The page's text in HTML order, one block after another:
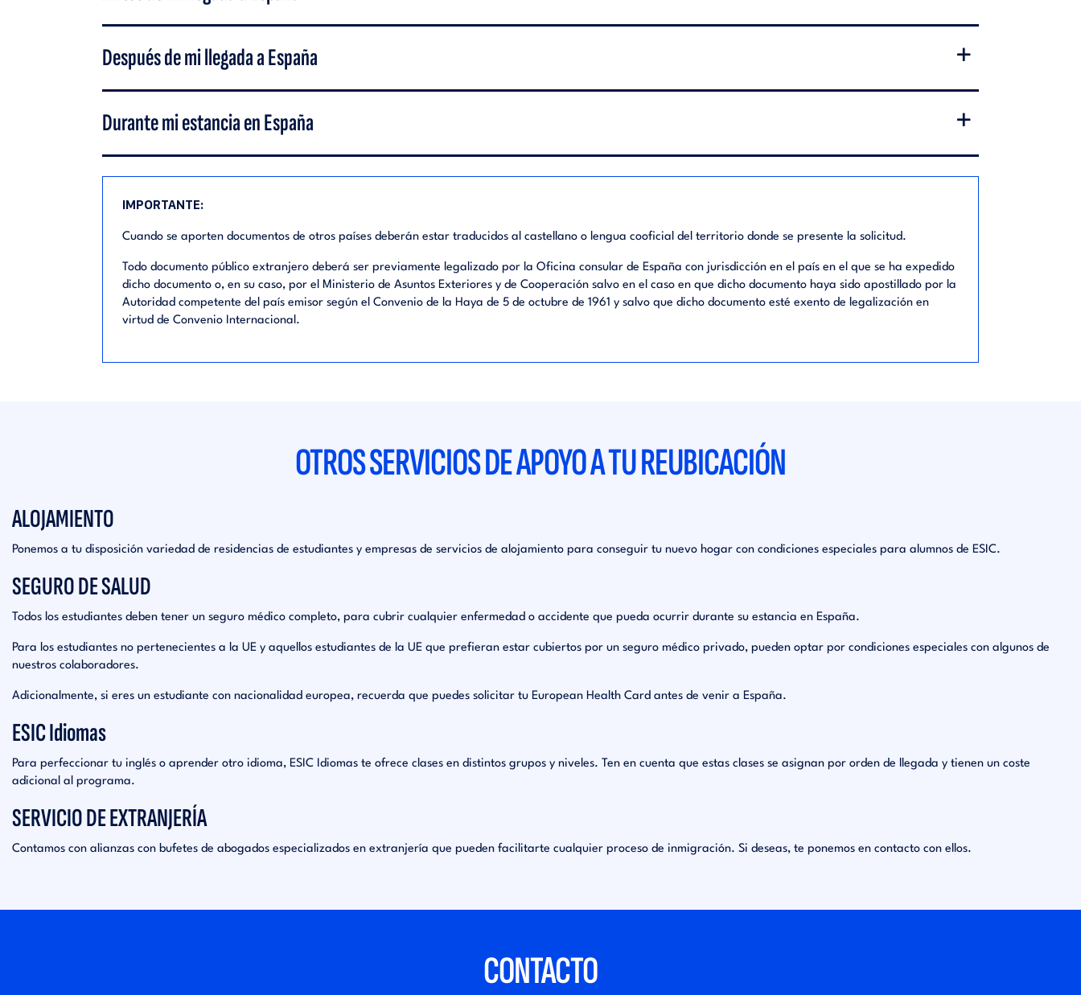
Después de mi llegada a España
Durante mi estancia en España
IMPORTANTE:
Cuando se aporten documentos de otros países deberán estar traducidos al castellano o lengua cooficial del territorio donde se presente la solicitud.
Todo documento público extranjero deberá ser previamente legalizado por la Oficina consular de España con jurisdicción en el país en el que se ha expedido
dicho documento o, en su caso, por el Ministerio de Asuntos Exteriores y de Cooperación salvo en el caso en que dicho documento haya sido apostillado por la
Autoridad competente del país emisor según el Convenio de la Haya de 5 de octubre de 1961 y salvo que dicho documento esté exento de legalización en
virtud de Convenio Internacional.
OTROS SERVICIOS DE APOYO A TU REUBICACIÓN
ALOJAMIENTO
Ponemos a tu disposición variedad de residencias de estudiantes y empresas de servicios de alojamiento para conseguir tu nuevo hogar con condiciones especiales para alumnos de ESIC.
SEGURO DE SALUD
Todos los estudiantes deben tener un seguro médico completo, para cubrir cualquier enfermedad o accidente que pueda ocurrir durante su estancia en España.
Para los estudiantes no pertenecientes a la UE y aquellos estudiantes de la UE que prefieran estar cubiertos por un seguro médico privado, pueden optar por condiciones especiales con algunos de
nuestros colaboradores.
Adicionalmente, si eres un estudiante con nacionalidad europea, recuerda que puedes solicitar tu European Health Card antes de venir a España.
ESIC Idiomas
Para perfeccionar tu inglés o aprender otro idioma, ESIC Idiomas te ofrece clases en distintos grupos y niveles. Ten en cuenta que estas clases se asignan por orden de llegada y tienen un coste
adicional al programa.
SERVICIO DE EXTRANJERÍA
Contamos con alianzas con bufetes de abogados especializados en extranjería que pueden facilitarte cualquier proceso de inmigración. Si deseas, te ponemos en contacto con ellos.
CONTACTO